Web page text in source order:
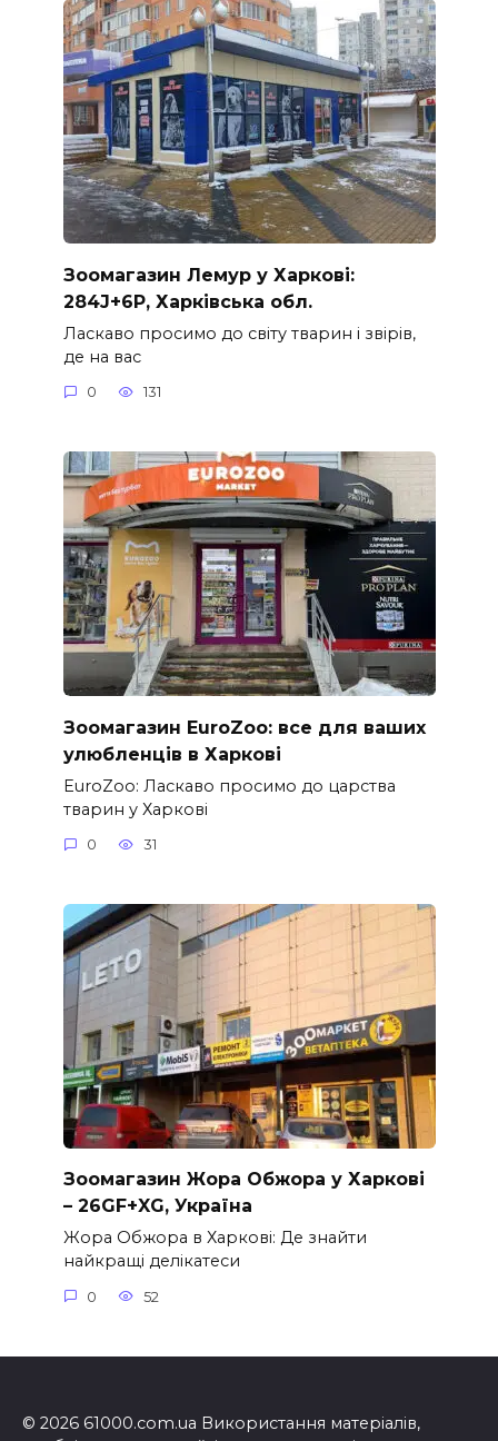
Зоомагазин Лемур у Харкові:
284J+6P, Харківська обл.
Ласкаво просимо до світу тварин і звірів,
де на вас
0 131
Зоомагазин EuroZoo: все для ваших
улюбленців в Харкові
EuroZoo: Ласкаво просимо до царства
тварин у Харкові
0 31
Зоомагазин Жора Обжора у Харкові
– 26GF+XG, Україна
Жора Обжора в Харкові: Де знайти
найкращі делікатеси
0 52
© 2026 61000.com.ua Використання матеріалів,